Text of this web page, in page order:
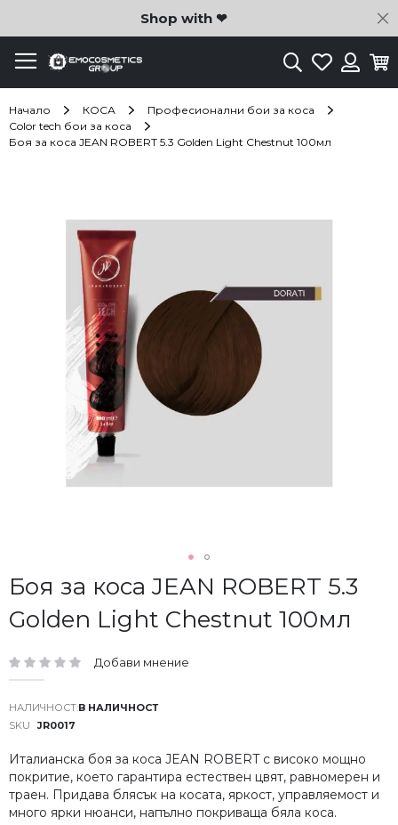
Shop with ❤
ТърсенеЛюбими
Начало КОСА
Професионални бои за коса
Color tech бои за коса
Боя за коса JEAN ROBERT 5.3 Golden Light Chestnut 100мл
Боя за коса JEAN ROBERT 5.3
Golden Light Chestnut 100мл
рейтинг: Добави мнение
В НАЛИЧНОСТ
SKU
JR0017
Италианска боя за коса JEAN ROBERT с високо мощно
покритие, което гарантира естествен цвят, равномерен и
траен. Придава блясък на косата, яркост, управляемост и
много ярки нюанси, напълно покриваща бяла коса.
изображенията
Преминете
към
началото
на
със
снимки